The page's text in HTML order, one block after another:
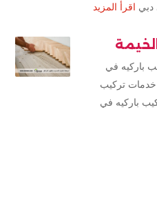
دبي اقرأ المزيد
باركيه في
خدمات تركيب
باركيه في